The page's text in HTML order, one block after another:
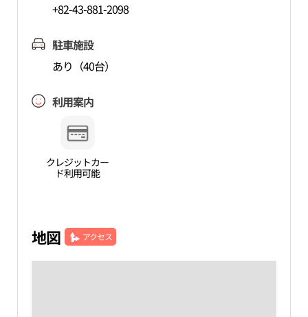
+82-43-881-2098
駐車施設
あり（40台）
利用案内
クレジットカー
ド利用可能
地図 アクセス